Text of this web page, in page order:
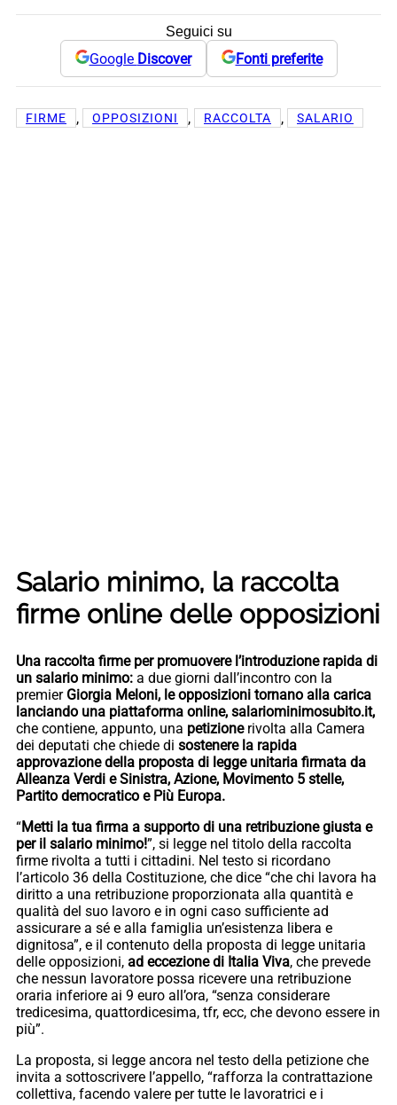
Seguici su
Google Discover Fonti preferite
FIRME , OPPOSIZIONI , RACCOLTA , SALARIO
Salario minimo, la raccolta
firme online delle opposizioni
Una raccolta firme per promuovere l’introduzione rapida di
un salario minimo: a due giorni dall’incontro con la
premier Giorgia Meloni, le opposizioni tornano alla carica
lanciando una piattaforma online, salariominimosubito.it,
che contiene, appunto, una petizione rivolta alla Camera
dei deputati che chiede di sostenere la rapida
approvazione della proposta di legge unitaria firmata da
Alleanza Verdi e Sinistra, Azione, Movimento 5 stelle,
Partito democratico e Più Europa.
“Metti la tua firma a supporto di una retribuzione giusta e
per il salario minimo!”, si legge nel titolo della raccolta
firme rivolta a tutti i cittadini. Nel testo si ricordano
l’articolo 36 della Costituzione, che dice “che chi lavora ha
diritto a una retribuzione proporzionata alla quantità e
qualità del suo lavoro e in ogni caso sufficiente ad
assicurare a sé e alla famiglia un’esistenza libera e
dignitosa”, e il contenuto della proposta di legge unitaria
delle opposizioni, ad eccezione di Italia Viva, che prevede
che nessun lavoratore possa ricevere una retribuzione
oraria inferiore ai 9 euro all’ora, “senza considerare
tredicesima, quattordicesima, tfr, ecc, che devono essere in
più”.
La proposta, si legge ancora nel testo della petizione che
invita a sottoscrivere l’appello, “rafforza la contrattazione
collettiva, facendo valere per tutte le lavoratrici e i